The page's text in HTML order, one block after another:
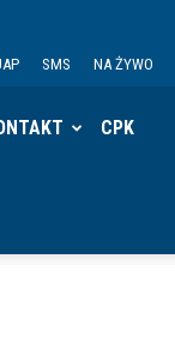
SMS NA ŻYWO
CPK